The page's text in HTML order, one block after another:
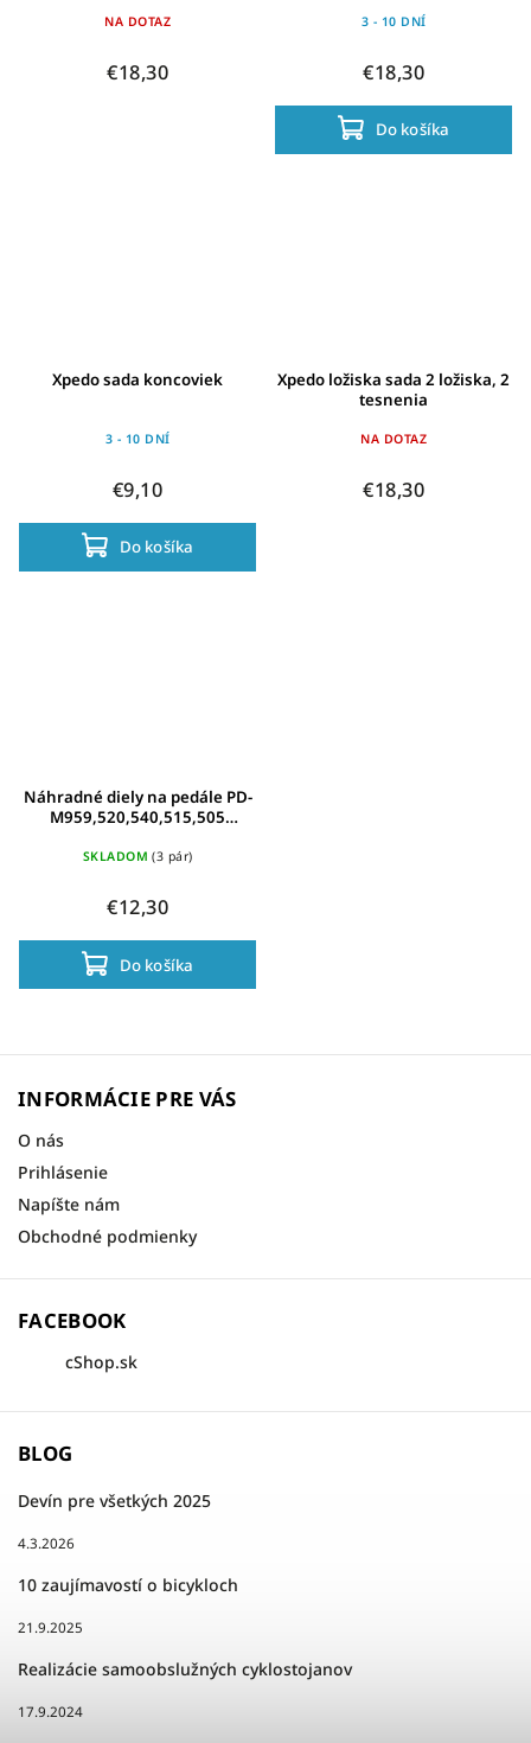
NA DOTAZ
€18,30
3 - 10 DNÍ
€18,30
Do košíka
Xpedo sada koncoviek
3 - 10 DNÍ
€9,10
Do košíka
Xpedo ložiska sada 2 ložiska, 2
tesnenia
NA DOTAZ
€18,30
Náhradné diely na pedále PD-
M959,520,540,515,505
SKLADOM (3 pár)
€12,30
Do košíka
INFORMÁCIE PRE VÁS
O nás
Prihlásenie
Napíšte nám
Obchodné podmienky
FACEBOOK
cShop.sk
BLOG
Devín pre všetkých 2025
4.3.2026
10 zaujímavostí o bicykloch
21.9.2025
Realizácie samoobslužných cyklostojanov
17.9.2024